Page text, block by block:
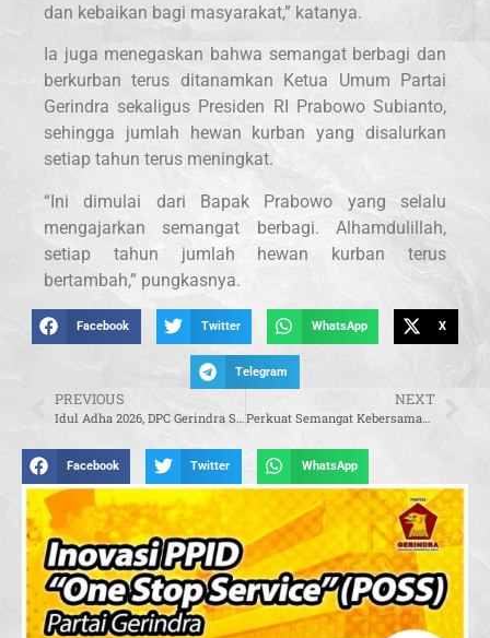
dan kebaikan bagi masyarakat,” katanya.
Ia juga menegaskan bahwa semangat berbagi dan
berkurban terus ditanamkan Ketua Umum Partai
Gerindra sekaligus Presiden RI Prabowo Subianto,
sehingga jumlah hewan kurban yang disalurkan
setiap tahun terus meningkat.
“Ini dimulai dari Bapak Prabowo yang selalu
mengajarkan semangat berbagi. Alhamdulillah,
setiap tahun jumlah hewan kurban terus
bertambah,” pungkasnya.
Facebook Twitter WhatsApp X
Telegram
PREVIOUS
Idul Adha 2026, DPC Gerindra Surabaya Bagikan Ribuan Paket Daging Kurban untuk Masyarakat
NEXT
Perkuat Semangat Kebersamaan dan Kepedulian, Gerindra Abdya Sembelih Dua Ekor Sapi Kurban
Facebook Twitter WhatsApp